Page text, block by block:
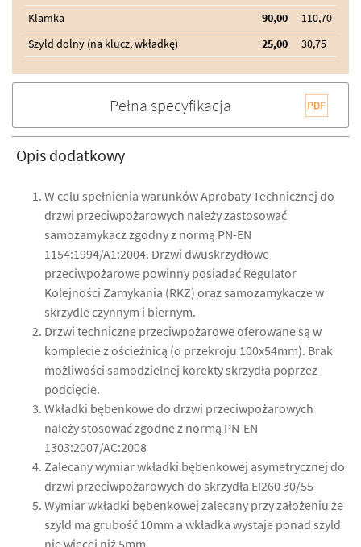
Klamka 90,00
110,70
Szyld dolny (na klucz, wkładkę)
25,00 30,75
Pełna specyfikacja
Opis dodatkowy
W celu spełnienia warunków Aprobaty Technicznej do
drzwi przeciwpożarowych należy zastosować
samozamykacz zgodny z normą PN-EN
1154:1994/A1:2004. Drzwi dwuskrzydłowe
przeciwpożarowe powinny posiadać Regulator
Kolejności Zamykania (RKZ) oraz samozamykacze w
skrzydle czynnym i biernym.
Drzwi techniczne przeciwpożarowe oferowane są w
komplecie z ościeżnicą (o przekroju 100x54mm). Brak
możliwości samodzielnej korekty skrzydła poprzez
podcięcie.
Wkładki bębenkowe do drzwi przeciwpożarowych
należy stosować zgodne z normą PN-EN
1303:2007/AC:2008
Zalecany wymiar wkładki bębenkowej asymetrycznej do
drzwi przeciwpożarowych do skrzydła EI260 30/55
Wymiar wkładki bębenkowej zalecany przy założeniu że
szyld ma grubość 10mm a wkładka wystaje ponad szyld
nie więcej niż 5mm.